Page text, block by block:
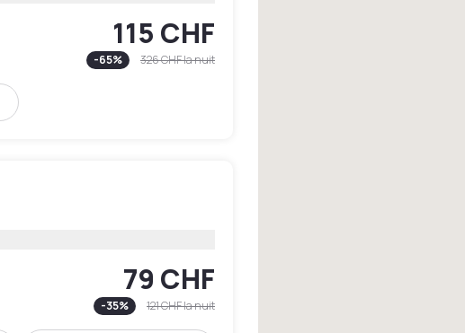
115 CHF
-65% 326 CHFla nuit
79 CHF
-35% 121 CHFla nuit